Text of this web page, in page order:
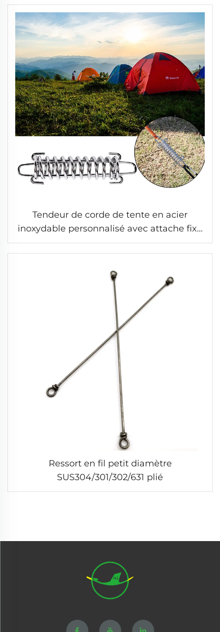
Tendeur de corde de tente en acier
inoxydable personnalisé avec attache fixe
pour l'extérieur
Ressort en fil petit diamètre
SUS304/301/302/631 plié